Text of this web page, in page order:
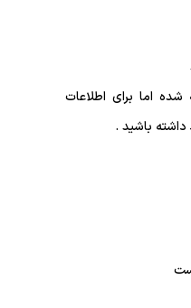
اما برای اطلاعات
داشته باشید .